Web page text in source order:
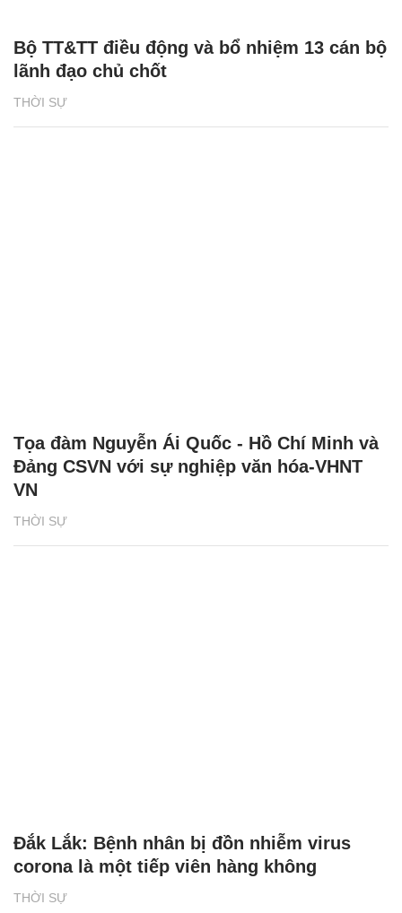
THỜI SỰ
Bộ TT&TT điều động và bổ nhiệm 13 cán bộ
lãnh đạo chủ chốt
THỜI SỰ
Tọa đàm Nguyễn Ái Quốc - Hồ Chí Minh và
Đảng CSVN với sự nghiệp văn hóa-VHNT
VN
THỜI SỰ
Đắk Lắk: Bệnh nhân bị đồn nhiễm virus
corona là một tiếp viên hàng không